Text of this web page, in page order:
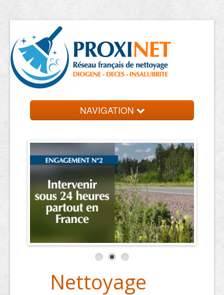
NAVIGATION
Trouver un professionnel
Contact et devis
Nettoyage